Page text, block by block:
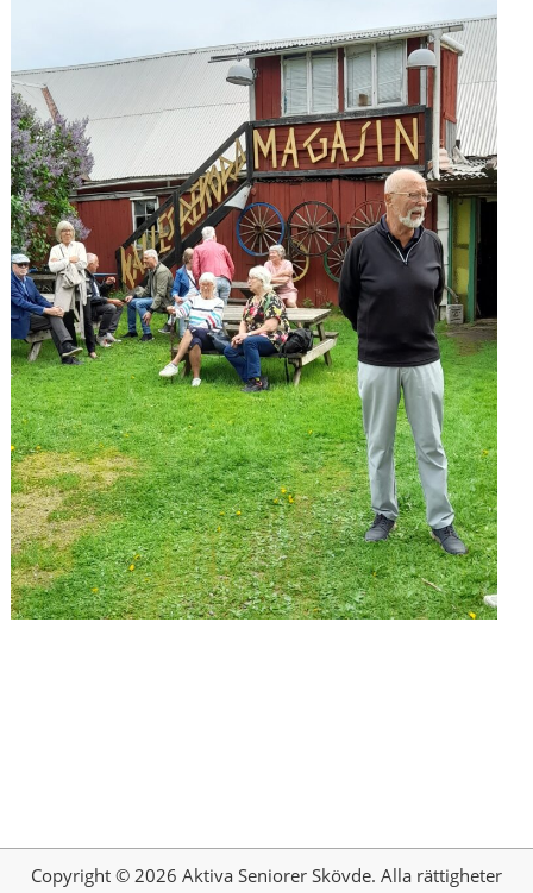
Copyright © 2026 Aktiva Seniorer Skövde. Alla rättigheter